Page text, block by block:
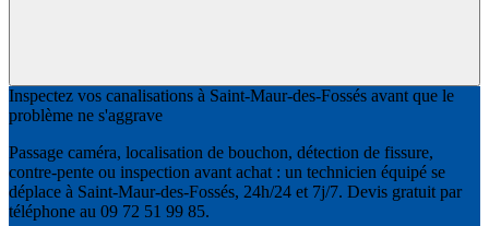
Inspectez vos canalisations à Saint-Maur-des-Fossés avant que le
problème ne s'aggrave
Passage caméra, localisation de bouchon, détection de fissure,
contre-pente ou inspection avant achat : un technicien équipé se
déplace à Saint-Maur-des-Fossés, 24h/24 et 7j/7. Devis gratuit par
téléphone au 09 72 51 99 85.